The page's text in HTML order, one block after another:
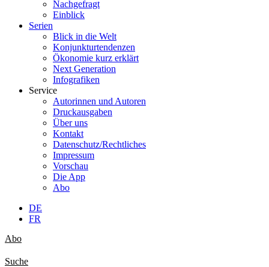
Nachgefragt
Einblick
Serien
Blick in die Welt
Konjunkturtendenzen
Ökonomie kurz erklärt
Next Generation
Infografiken
Service
Autorinnen und Autoren
Druckausgaben
Über uns
Kontakt
Datenschutz/Rechtliches
Impressum
Vorschau
Die App
Abo
DE
FR
Abo
Suche